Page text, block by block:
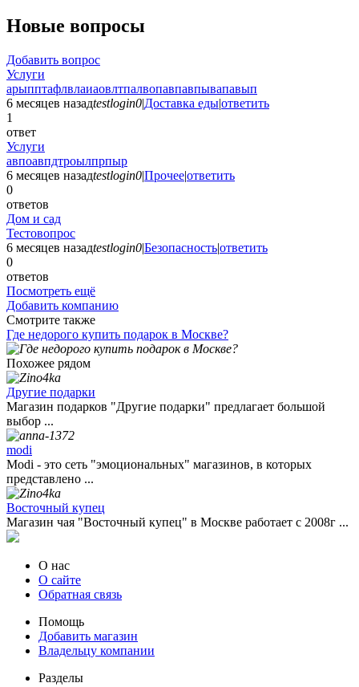
Новые вопросы
Добавить вопрос
Услуги
арыпптафлвлаиаовлтпалвопавпавпывапавып
6 месяцев назадtestlogin0|Доставка еды|ответить
1
ответ
Услуги
авпоавпдтроылпрпыр
6 месяцев назадtestlogin0|Прочее|ответить
0
ответов
Дом и сад
Тестовопрос
6 месяцев назадtestlogin0|Безопасность|ответить
0
ответов
Посмотреть ещё
Добавить компанию
Смотрите также
Где недорого купить подарок в Москве?
Похожее рядом
Другие подарки
Магазин подарков "Другие подарки" предлагает большой
выбор ...
modi
Modi - это сеть "эмоциональных" магазинов, в которых
представлено ...
Восточный купец
Магазин чая "Восточный купец" в Москве работает с 2008г ...
О нас
О сайте
Обратная связь
Помощь
Добавить магазин
Владельцу компании
Разделы